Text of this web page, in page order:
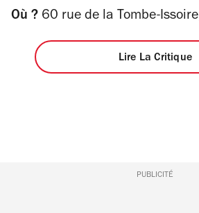
Où ? 60 rue de la Tombe-
Lire La Critique
PUBLICITÉ